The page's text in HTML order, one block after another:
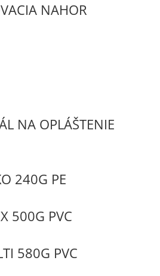
NAHOR
NA OPLÁŠTENIE
240G PE
500G PVC
580G PVC